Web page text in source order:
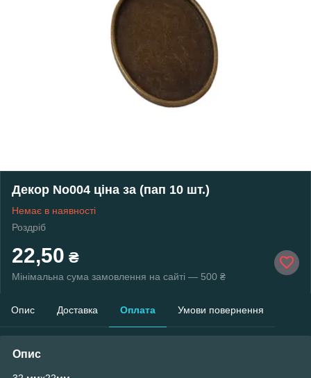
Декор No004 ціна за (пап 10 шт.)
Немає в наявності
Роздріб
22,50 ₴
Мінімальна сума замовлення на сайті — 500 ₴
Опис Доставка Оплата Умови повернення
Опис